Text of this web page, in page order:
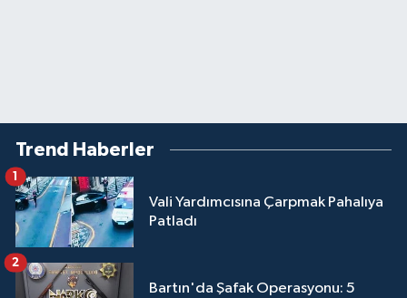
Trend Haberler
Vali Yardımcısına Çarpmak Pahalıya
Patladı
1
Bartın'da Şafak Operasyonu: 5
2